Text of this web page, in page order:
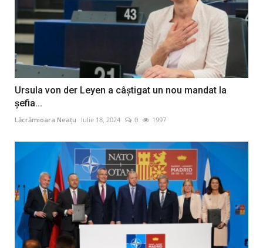
Ursula von der Leyen a câștigat un nou mandat la
șefia...
Lăcrămioara Neațu Iulie 18, 2024 0 1997